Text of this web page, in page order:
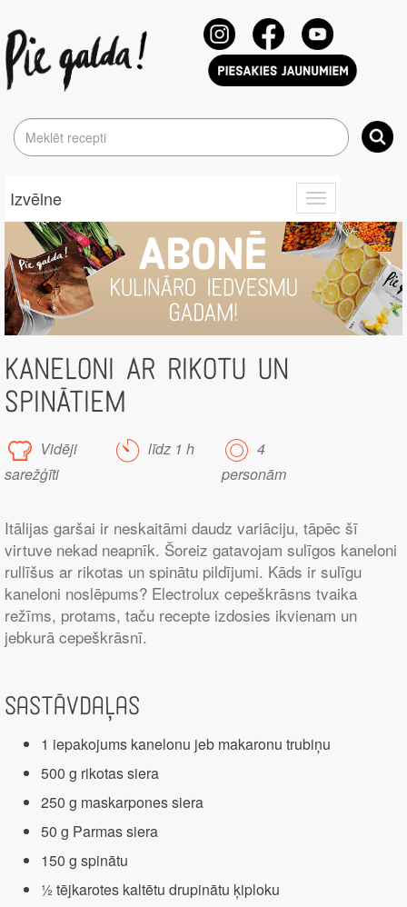
Toggle
navigation
Izvēlne
KANELONI AR RIKOTU UN
SPINĀTIEM
Vidēji
sarežģīti
līdz 1 h
4
personām
Itālijas garšai ir neskaitāmi daudz variāciju, tāpēc šī
virtuve nekad neapnīk. Šoreiz gatavojam sulīgos kaneloni
rullīšus ar rikotas un spinātu pildījumi. Kāds ir sulīgu
kaneloni noslēpums? Electrolux cepeškrāsns tvaika
režīms, protams, taču recepte izdosies ikvienam un
jebkurā cepeškrāsnī.
Sastāvdaļas
1 iepakojums kanelonu jeb makaronu trubiņu
500 g rikotas siera
250 g maskarpones siera
50 g Parmas siera
150 g spinātu
½ tējkarotes kaltētu drupinātu ķiploku